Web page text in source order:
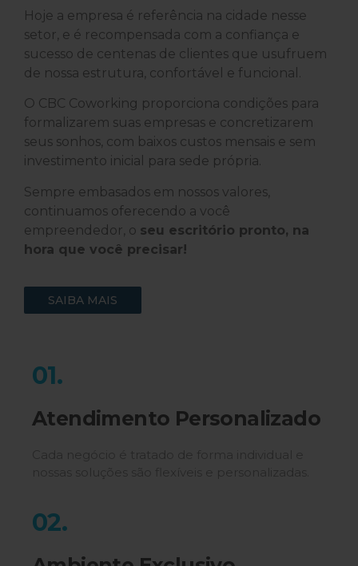
Hoje a empresa é referência na cidade nesse
setor, e é recompensada com a confiança e
sucesso de centenas de clientes que usufruem
de nossa estrutura, confortável e funcional.
O CBC Coworking proporciona condições para
formalizarem suas empresas e concretizarem
seus sonhos, com baixos custos mensais e sem
investimento inicial para sede própria.
Sempre embasados em nossos valores,
continuamos oferecendo a você
empreendedor, o seu escritório pronto, na
hora que você precisar!
SAIBA MAIS
01.
Atendimento Personalizado
02.